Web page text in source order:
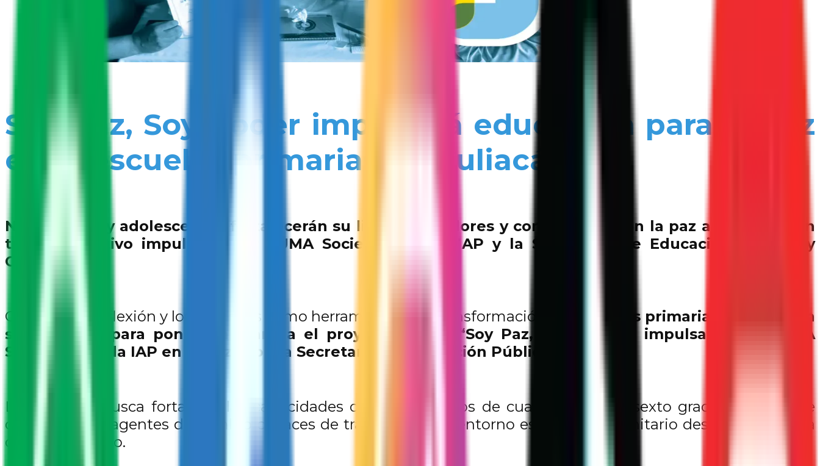
Soy Paz, Soy Poder impulsará educación para la paz
en 13 escuelas primarias de Culiacán
Niñas, niños y adolescentes fortalecerán su liderazgo, valores y compromiso con la paz a través de un
taller educativo impulsado por SUMA Sociedad Unida IAP y la Secretaría de Educación Pública y
Cultura
Con juegos, reflexión y los derechos como herramientas de transformación,
13 escuelas primarias de Culiacán
se preparan para poner en marcha el proyecto piloto “Soy Paz, Soy Poder”, impulsado por SUMA
Sociedad Unida IAP en alianza con la Secretaría de Educación Pública y Cultura.
La iniciativa busca fortalecer las capacidades de niñas y niños de cuarto, quinto y sexto grado para que se
conviertan en agentes de cambio capaces de transformar su entorno escolar y comunitario desde una cultura
de paz y respeto.